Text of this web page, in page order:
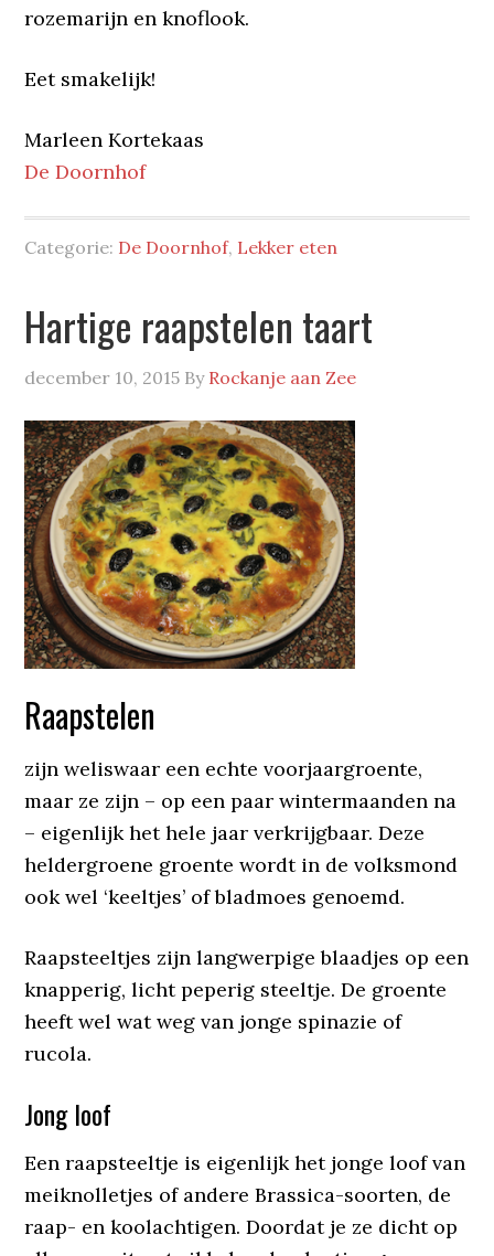
rozemarijn en knoflook.
Eet smakelijk!
Marleen Kortekaas
De Doornhof
Categorie: De Doornhof, Lekker eten
Hartige raapstelen taart
december 10, 2015 By Rockanje aan Zee
Raapstelen
zijn weliswaar een echte voorjaargroente,
maar ze zijn – op een paar wintermaanden na
– eigenlijk het hele jaar verkrijgbaar. Deze
heldergroene groente wordt in de volksmond
ook wel ‘keeltjes’ of bladmoes genoemd.
Raapsteeltjes zijn langwerpige blaadjes op een
knapperig, licht peperig steeltje. De groente
heeft wel wat weg van jonge spinazie of
rucola.
Jong loof
Een raapsteeltje is eigenlijk het jonge loof van
meiknolletjes of andere Brassica-soorten, de
raap- en koolachtigen. Doordat je ze dicht op